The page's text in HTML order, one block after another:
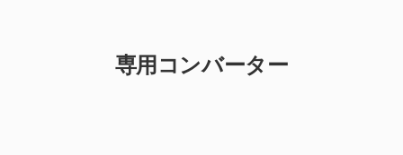
専用コンバーター